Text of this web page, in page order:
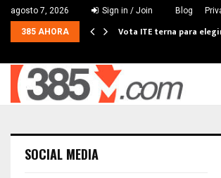
agosto 7, 2026 Sign in / Join Blog
385 AHORA Vota ITE terna para
SOCIAL MEDIA